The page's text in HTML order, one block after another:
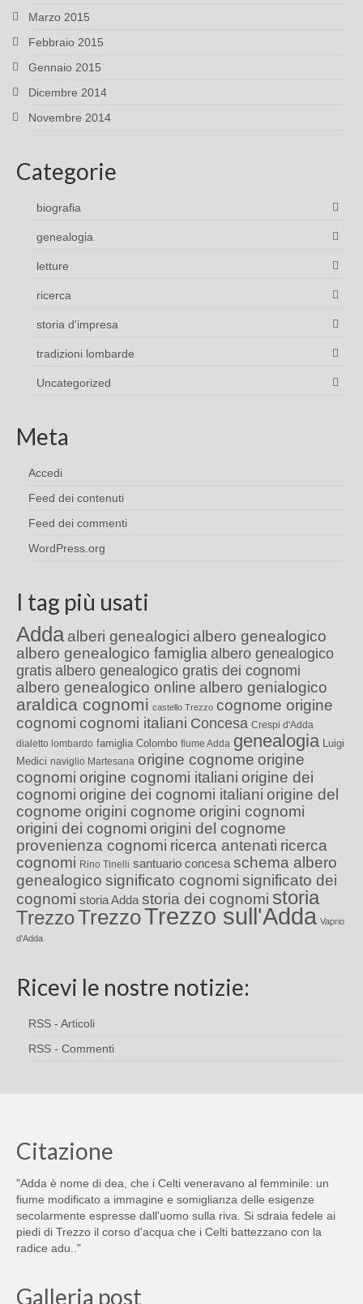
Marzo 2015
Febbraio 2015
Gennaio 2015
Dicembre 2014
Novembre 2014
Categorie
biografia
genealogia
letture
ricerca
storia d'impresa
tradizioni lombarde
Uncategorized
Meta
Accedi
Feed dei contenuti
Feed dei commenti
WordPress.org
I tag più usati
Adda alberi genealogici albero genealogico
albero genealogico famiglia albero genealogico
gratis albero genealogico gratis dei cognomi
albero genealogico online albero genialogico
araldica cognomi castello Trezzo cognome origine
cognomi cognomi italiani Concesa Crespi d'Adda
dialetto lombardo famiglia Colombo fiume Adda genealogia Luigi
Medici naviglio Martesana origine cognome origine
cognomi origine cognomi italiani origine dei
cognomi origine dei cognomi italiani origine del
cognome origini cognome origini cognomi
origini dei cognomi origini del cognome
provenienza cognomi ricerca antenati ricerca
cognomi Rino Tinelli santuario concesa schema albero
genealogico significato cognomi significato dei
cognomi storia Adda storia dei cognomi storia
TrezzoTrezzoTrezzo sull'Adda Vaprio
d'Adda
Ricevi le nostre notizie:
RSS - Articoli
RSS - Commenti
Citazione
"Adda è nome di dea, che i Celti veneravano al femminile: un
fiume modificato a immagine e somiglianza delle esigenze
secolarmente espresse dall'uomo sulla riva. Si sdraia fedele ai
piedi di Trezzo il corso d'acqua che i Celti battezzano con la
radice adu.."
Galleria post